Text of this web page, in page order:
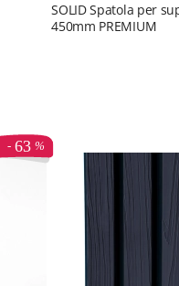
SOLID Spatola per
450mm PREMIUM
63